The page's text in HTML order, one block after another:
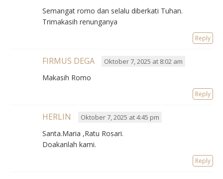
Semangat romo dan selalu diberkati Tuhan.
Trimakasih renunganya
Reply
FIRMUS DEGA Oktober 7, 2025 at 8:02 am
Makasih Romo
Reply
HERLIN Oktober 7, 2025 at 4:45 pm
Santa.Maria ,Ratu Rosari.
Doakanlah kami.
Reply